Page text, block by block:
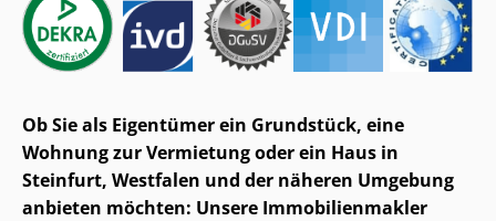
Ob Sie als Eigentümer ein Grundstück, eine
Wohnung zur Vermietung oder ein Haus in
Steinfurt, Westfalen und der näheren Umgebung
anbieten möchten: Unsere Im­mo­bi­li­en­mak­ler